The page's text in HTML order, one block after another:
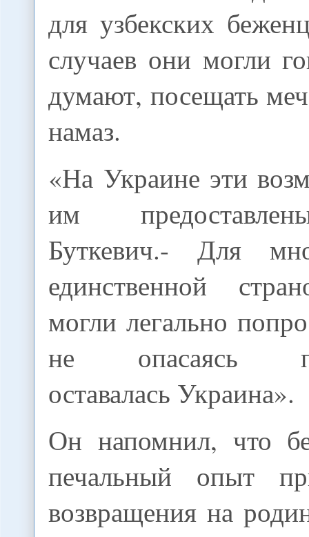
для узбекских
случаев они могли
думают, посещать
намаз.
«На Украине эти
им
Буткевич.- Для
единственной
могли легально
не опасаясь
оставалась Украина».
Он напомнил, что
печальный опыт
возвращения на